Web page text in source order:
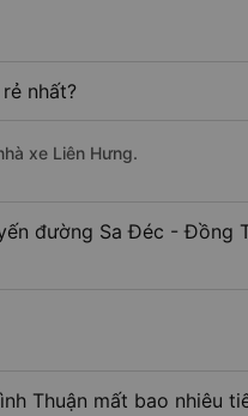
nhất?
xe Liên Hưng.
đường Sa Đéc - Đồng
Thuận mất bao nhiêu